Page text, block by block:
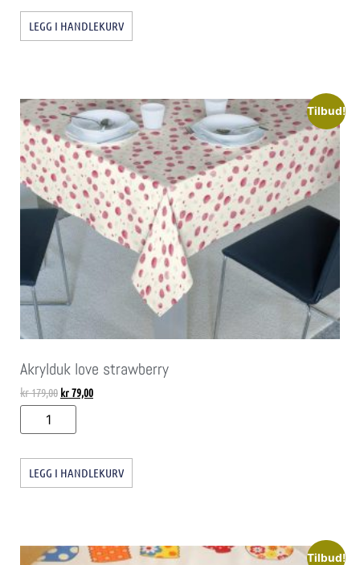
LEGG I HANDLEKURV
Tilbud!
Akrylduk love strawberry
kr179,00 kr79,00
LEGG I HANDLEKURV
Tilbud!